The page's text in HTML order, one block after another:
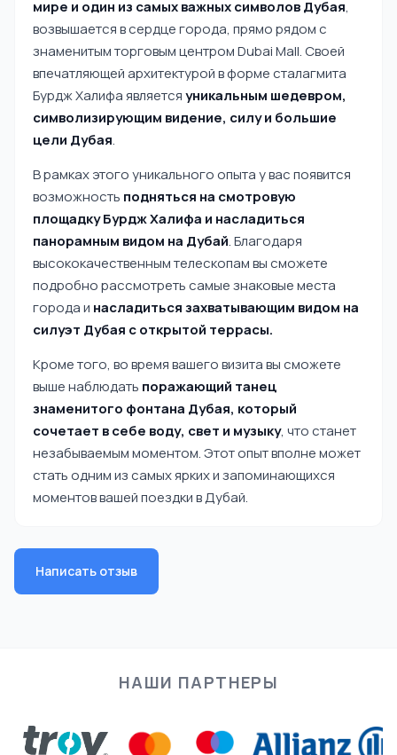
мире и один из самых важных символов Дубая,
возвышается в сердце города, прямо рядом с
знаменитым торговым центром Dubai Mall. Своей
впечатляющей архитектурой в форме сталагмита
Бурдж Халифа являетсяуникальным шедевром,
символизирующим видение, силу и большие
цели Дубая.
В рамках этого уникального опыта у вас появится
возможность подняться на смотровую
площадку Бурдж Халифа и насладиться
панорамным видом на Дубай. Благодаря
высококачественным телескопам вы сможете
подробно рассмотреть самые знаковые места
города и насладиться захватывающим видом на
силуэт Дубая с открытой террасы.
Кроме того, во время вашего визита вы сможете
выше наблюдать поражающий танец
знаменитого фонтана Дубая, который
сочетает в себе воду, свет и музыку, что станет
незабываемым моментом. Этот опыт вполне может
стать одним из самых ярких и запоминающихся
моментов вашей поездки в Дубай.
Написать отзыв
НАШИ ПАРТНЕРЫ